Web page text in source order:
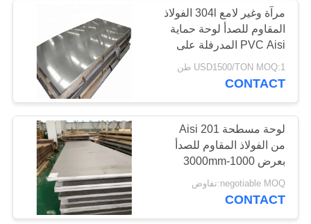
اطلب
اقتباس
خريطة
الموقع
PRIVACY
POLICY
لفة لفائف الالومنيوم
95
32
مرآة وغير لامع 304l الفولاذ
المقاوم للصدأ لوحة حماية
PVC Aisi المدرفلة على
الساخن
USD1500/TON MOQ:1 طن
CONTACT
لوحة مسطحة Aisi 201
من الفولاذ المقاوم للصدأ
بعرض 1000-3000mm
سمك 0.1-10mm
negotiable MOQ:تفاوض
CONTACT